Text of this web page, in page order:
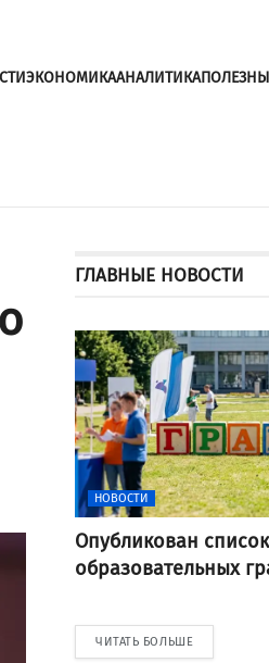
ЭКОНОМИКААНАЛИТИКА
ГЛАВНЫЕ НОВОСТИ
НОВОСТИ
Опубликован
образовательных
ЧИТАТЬ БОЛЬШЕ